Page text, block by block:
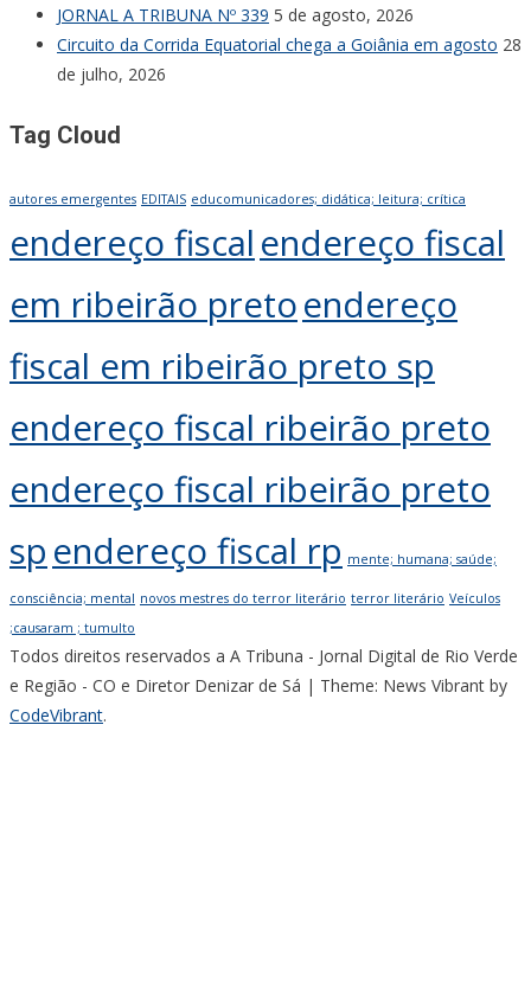
JORNAL A TRIBUNA Nº 339 5 de agosto, 2026
Circuito da Corrida Equatorial chega a Goiânia em agosto 28
de julho, 2026
Tag Cloud
autores emergentes EDITAIS educomunicadores; didática; leitura; crítica
endereço fiscal endereço fiscal
em ribeirão pretoendereço
fiscal em ribeirão preto sp
endereço fiscal ribeirão preto
endereço fiscal ribeirão preto
sp endereço fiscal rp mente; humana; saúde;
consciência; mental novos mestres do terror literário terror literário Veículos
;causaram ; tumulto
Todos direitos reservados a A Tribuna - Jornal Digital de Rio Verde
e Região - CO e Diretor Denizar de Sá | Theme: News Vibrant by
CodeVibrant.